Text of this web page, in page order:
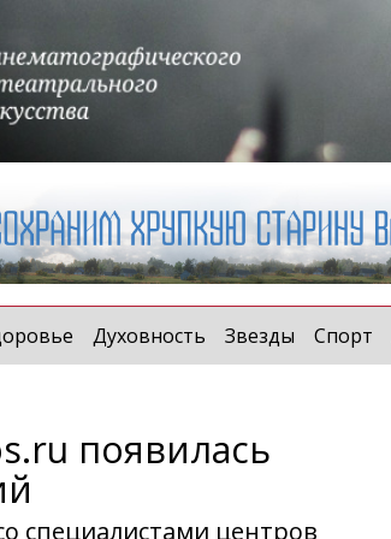
Духовность Звезды Спорт
появилась
специалистами центров